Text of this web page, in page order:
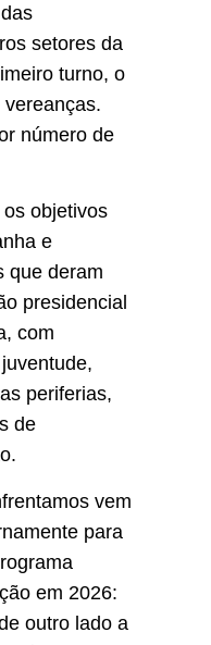
setores da
turno, o
número de
objetivos
e
que deram
presidencial
com
periferias,
de
vem
para
em 2026:
outro lado a